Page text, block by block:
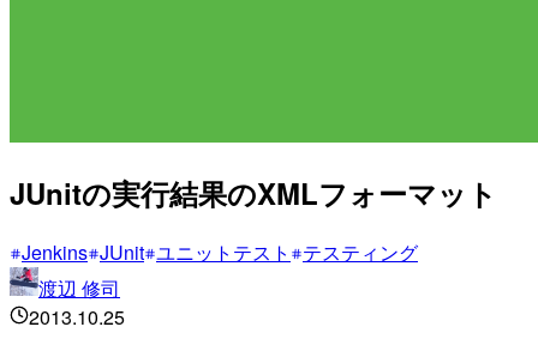
JUnitの実行結果のXMLフォーマット
Jenkins JUnit ユニットテスト
テスティング
渡辺 修司
2013.10.25